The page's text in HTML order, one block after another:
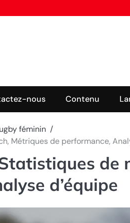
nous Contenu
féminin
Métriques de performance,
de
d’équipe